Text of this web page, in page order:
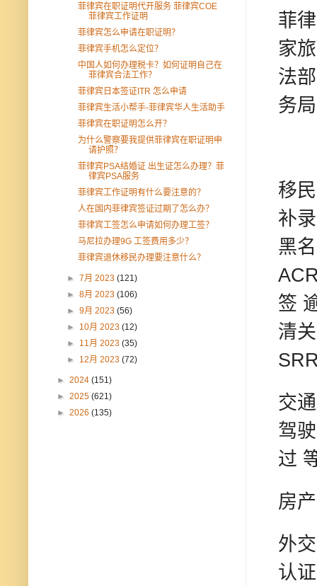
菲
家
法
务
移
补
黑
签
清
交
驾
过
房
外
认
菲律宾在职证明代开服务 菲律宾COE
菲律宾工作证明
菲律宾怎么申请在职证明？
菲律宾手机怎么定位？
中国人如何办理税卡？如何证明自己在
菲律宾合法工作？
菲律宾日本签证ITR 怎么申请
菲律宾生活小帮手-菲律宾华人生活助手
菲律宾在职证明怎么开？
为什么警察要我提供菲律宾在职证明申
请护照？
菲律宾PSA结婚证 出生证怎么办理？菲
律宾PSA服务
菲律宾工作证明有什么要注意的？
人在国内菲律宾签证过期了怎么办？
菲律宾工签怎么申请如何办理工签？
马尼拉办理9G 工签费用多少？
菲律宾退休移民办理要注意什么？
►7月 2023(121)
►8月 2023(106)
►9月 2023(56)
► 10月 2023(12)
► 11月 2023(35)
► 12月 2023(72)
► 2024 (151)
► 2025 (621)
► 2026 (135)